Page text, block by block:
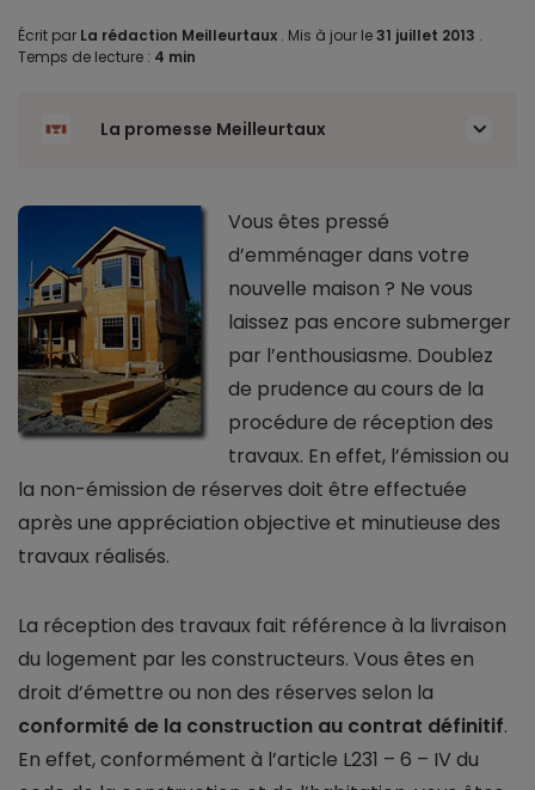
Écrit par La rédaction Meilleurtaux . Mis à jour le31 juillet 2013 .
Temps de lecture : 4 min
La promesse Meilleurtaux
Vous êtes pressé
d’emménager dans votre
nouvelle maison ? Ne vous
laissez pas encore submerger
par l’enthousiasme. Doublez
de prudence au cours de la
procédure de réception des
travaux. En effet, l’émission ou
la non-émission de réserves doit être effectuée
après une appréciation objective et minutieuse des
travaux réalisés.
La réception des travaux fait référence à la livraison
du logement par les constructeurs. Vous êtes en
droit d’émettre ou non des réserves selon la
conformité de la construction au contrat définitif.
En effet, conformément à l’article L231 – 6 – IV du